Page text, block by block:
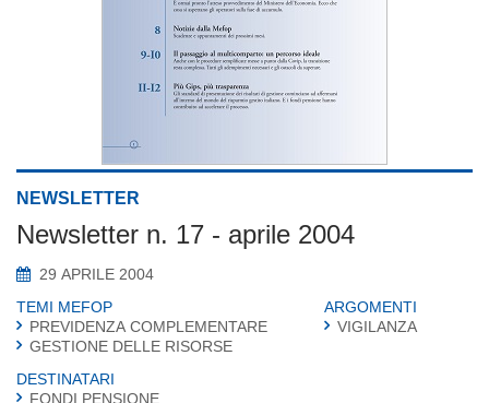
NEWSLETTER
Newsletter n. 17 - aprile 2004
29 APRILE 2004
TEMI MEFOP
PREVIDENZA COMPLEMENTARE
GESTIONE DELLE RISORSE
ARGOMENTI
VIGILANZA
DESTINATARI
FONDI PENSIONE